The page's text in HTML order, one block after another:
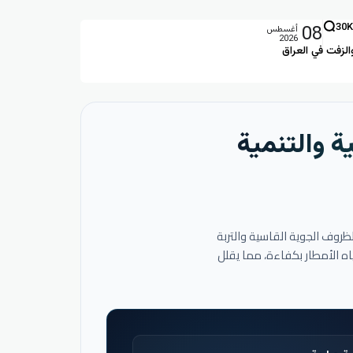
في العراق
30K
08 أغسطس
2026
والتنمية
الجوية القاسية والتربة
الأمطار بكفاءة، مما يقلل